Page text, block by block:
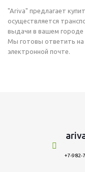
"Ariva" предлагает
осуществляется
выдачи в вашем
Мы готовы ответить на
электронной почте.
+7-982-